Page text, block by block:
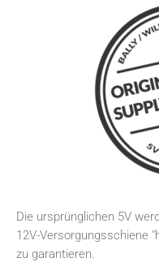
Die ursprünglichen 5V
12V-Versorgungsschiene
zu garantieren.